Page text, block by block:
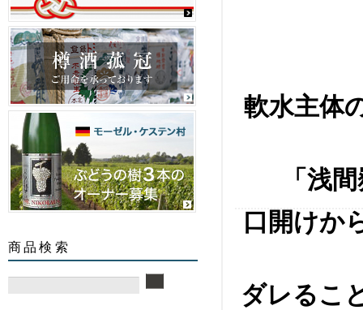
商品検索
軟水主体
「浅
口開けか
ダレるこ